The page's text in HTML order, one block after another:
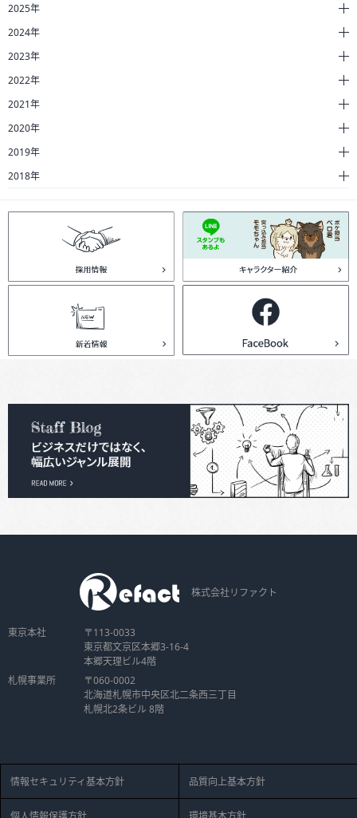
2025年
2024年
2023年
2022年
2021年
2020年
2019年
2018年
株式会社リファクト
東京本社
〒113-0033
東京都文京区本郷3-16-4
本郷天理ビル4階
札幌事業所
〒060-0002
北海道札幌市中央区北二条西三丁目
札幌北2条ビル 8階
情報セキュリティ基本方針 品質向上基本方針